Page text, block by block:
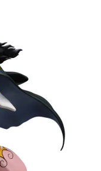
ワンVer.」
ルチャンスキ
明け」ライ